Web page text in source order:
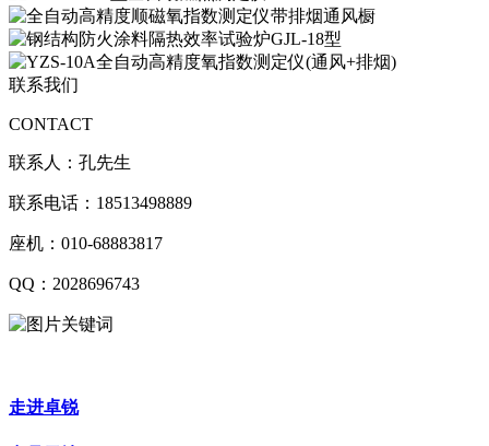
联系我们
CONTACT
联系人：孔先生
联系电话：18513498889
座机：010-68883817
QQ：2028696743
走进卓锐